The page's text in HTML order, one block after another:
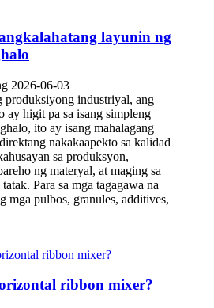
layunin ng
2026-06-03
produksiyong industriyal, ang
ay higit pa sa isang simpleng
ito ay isang mahalagang
nakakaapekto sa kalidad
sa produksyon,
ng materyal, at maging sa
Para sa mga tagagawa na
mga pulbos, granules, additives,
ribbon mixer?